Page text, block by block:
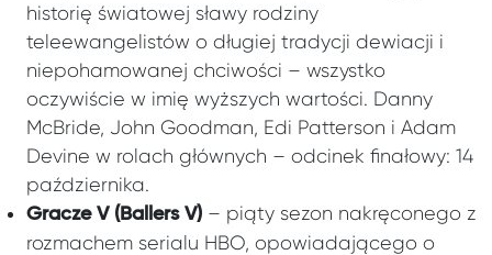
historię światowej sławy rodziny
teleewangelistów o długiej tradycji dewiacji i
niepohamowanej chciwości – wszystko
oczywiście w imię wyższych wartości. Danny
McBride, John Goodman, Edi Patterson i Adam
Devine w rolach głównych – odcinek finałowy: 14
października.
Gracze V (Ballers V)– piąty sezon nakręconego z
rozmachem serialu HBO, opowiadającego o